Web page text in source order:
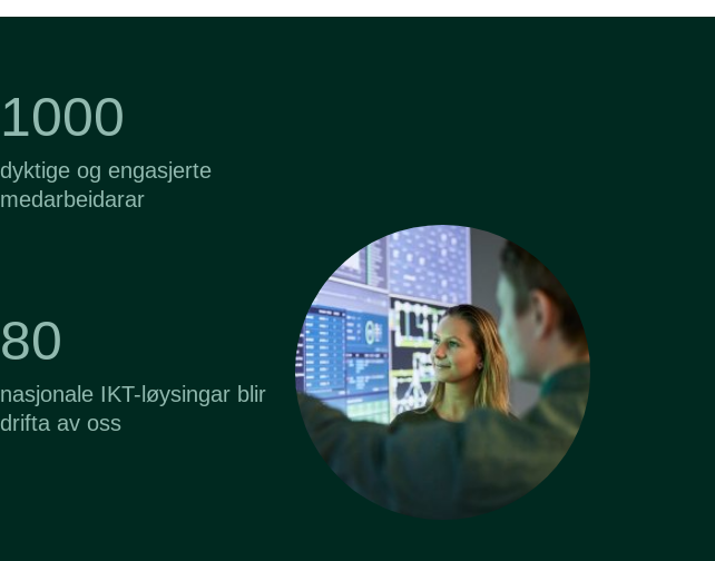
1000
dyktige og engasjerte
medarbeidarar
80
nasjonale IKT-løysingar blir
drifta av oss